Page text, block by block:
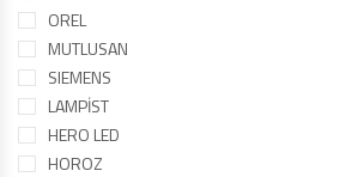
OREL
MUTLUSAN
SIEMENS
LAMPİST
HERO LED
HOROZ